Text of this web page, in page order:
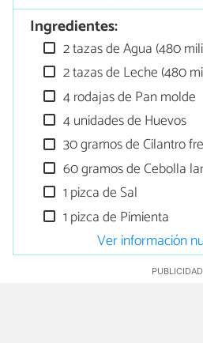
Ingredientes:
2 tazas de Agua (480
2 tazas de Leche (480
4 rodajas de Pan molde
4 unidades de Huevos
30 gramos de Cilantro
60 gramos de Cebolla
1 pizca de Sal
1 pizca de Pimienta
Ver información